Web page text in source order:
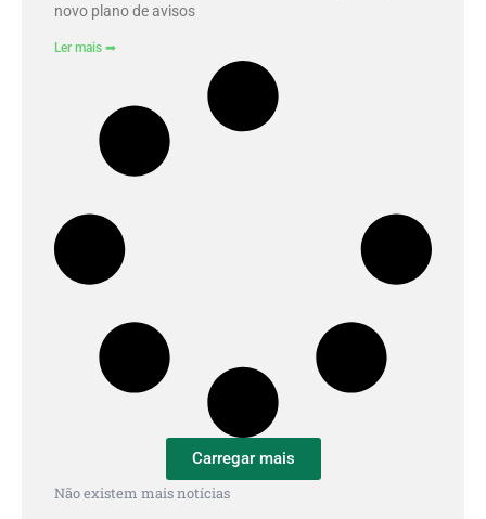
novo plano de avisos
Ler mais ➡
Carregar mais
Não existem mais notícias